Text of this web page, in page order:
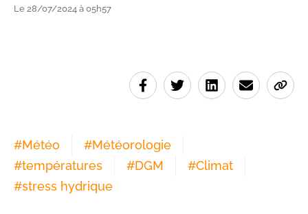
Le 28/07/2024 à 05h57
#Météo #Météorologie
#températures #DGM #Climat
#stress hydrique